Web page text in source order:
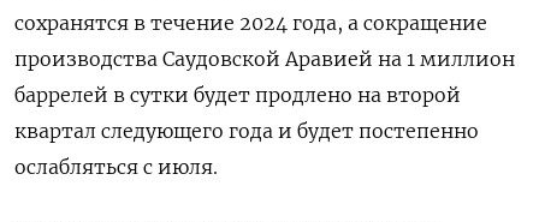
сохранятся в течение 2024 года, а сокращение
производства Саудовской Аравией на 1 миллион
баррелей в сутки будет продлено на второй
квартал следующего года и будет постепенно
ослабляться с июля.